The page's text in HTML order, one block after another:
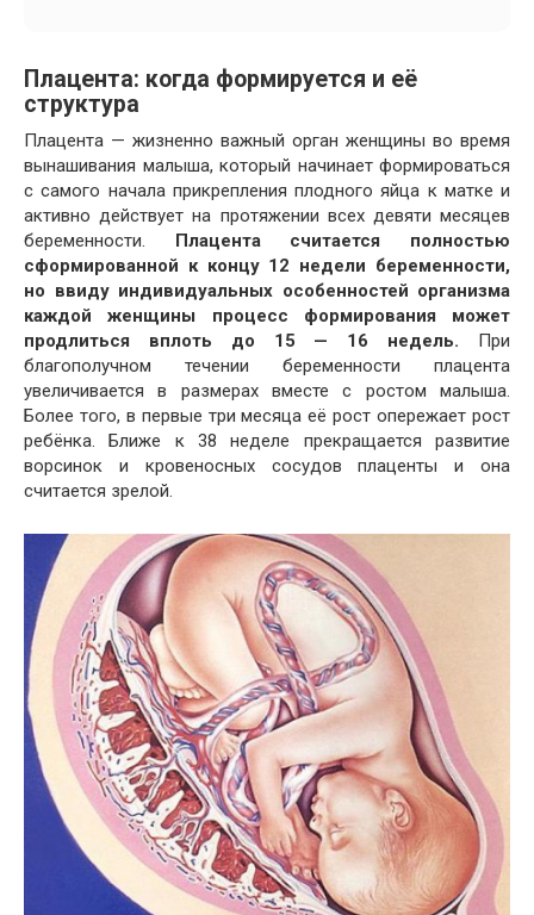
Плацента: когда формируется и её
структура
Плацента — жизненно важный орган женщины во время
вынашивания малыша, который начинает формироваться
с самого начала прикрепления плодного яйца к матке и
активно действует на протяжении всех девяти месяцев
беременности. Плацента считается полностью
сформированной к концу 12 недели беременности,
но ввиду индивидуальных особенностей организма
каждой женщины процесс формирования может
продлиться вплоть до 15 — 16 недель. При
благополучном течении беременности плацента
увеличивается в размерах вместе с ростом малыша.
Более того, в первые три месяца её рост опережает рост
ребёнка. Ближе к 38 неделе прекращается развитие
ворсинок и кровеносных сосудов плаценты и она
считается зрелой.